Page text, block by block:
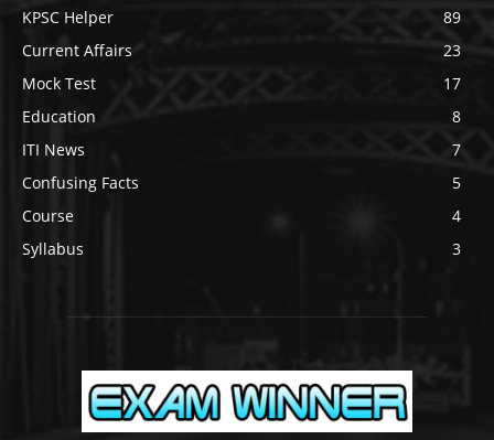
KPSC Helper
89
Current Affairs
23
Mock Test
17
Education
8
ITI News
7
Confusing Facts
5
Course
4
Syllabus
3